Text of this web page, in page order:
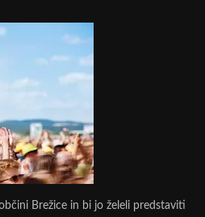
Brežice in bi jo želeli predstaviti